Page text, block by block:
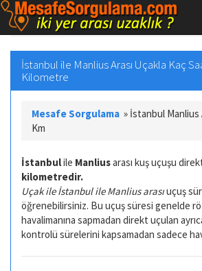
İstanbul ile Manlius Arası Uçakla Kaç
Kilometre
Mesafe Sorgulama » İstanbul Manlius
Km
İstanbulile Manliusarası kuş uçuşu
kilometredir.
Uçak ile İstanbul ile Manlius arasıuçuş
öğrenebilirsiniz. Bu uçuş süresi genelde
havalimanına sapmadan direkt uçulan
kontrolü sürelerini kapsamadan sadece